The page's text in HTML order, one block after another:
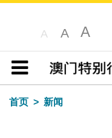
A A A
目录
首页
新闻